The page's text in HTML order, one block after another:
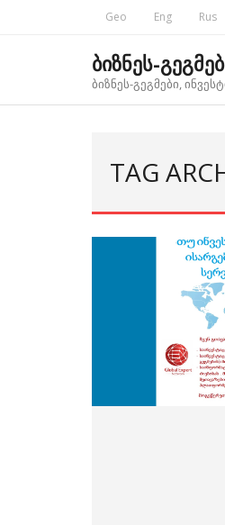
Geo Eng Rus
ბიზნეს-
ბიზნეს-გეგმები,
TAG